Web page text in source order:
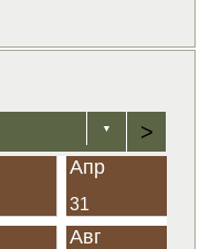
▼ >
Апр
31
Авг